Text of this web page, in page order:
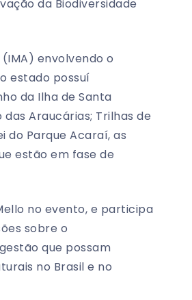
da Biodiversidade
envolvendo o
estado possuí
da Ilha de Santa
das Araucárias; Trilhas de
do Parque Acaraí, as
estão em fase de
no evento, e participa
sobre o
que possam
no Brasil e no